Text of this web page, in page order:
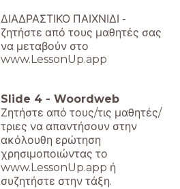
ΔΙΑΔΡΑΣΤΙΚΟ ΠΑΙΧΝΙΔΙ -
ζητήστε από τους μαθητές σας
να μεταβούν στο
www.LessonUp.app
Slide 4 - Woordweb
Ζητήστε από τους/τις μαθητές/
τριες να απαντήσουν στην
ακόλουθη ερώτηση
χρησιμοποιώντας το
www.LessonUp.app ή
συζητήστε στην τάξη.